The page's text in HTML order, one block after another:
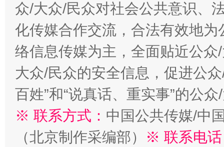
东山县通报“牛蛙产品抗生素超标问题” 法
千年窑火 生生不息 一
众/大众/民众对社会公共意识、
化传媒合作交流，合法有效地
络信息传媒为主，全面贴近公
大众/民众的安全信息，促进公
百姓”和“说真话、重实事”的公
※ 联系方式： 中国公共传媒/中
（北京制作采编部）
※ 联系电